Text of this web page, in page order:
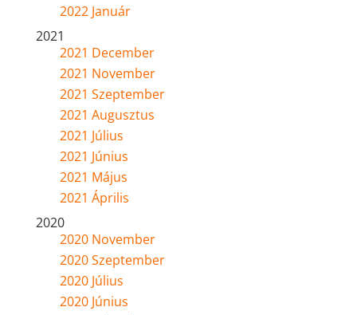
2022 Január
2021
2021 December
2021 November
2021 Szeptember
2021 Augusztus
2021 Július
2021 Június
2021 Május
2021 Április
2020
2020 November
2020 Szeptember
2020 Július
2020 Június